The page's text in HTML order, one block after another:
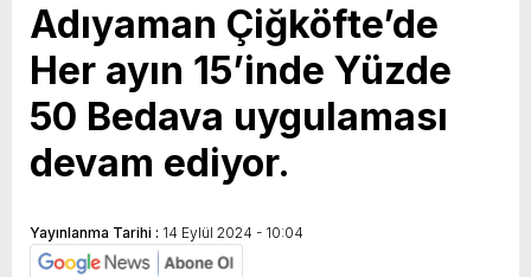
Adıyaman Çiğköfte’de
Her ayın 15’inde Yüzde
50 Bedava uygulaması
devam ediyor.
Yayınlanma Tarihi : 14 Eylül 2024 - 10:04